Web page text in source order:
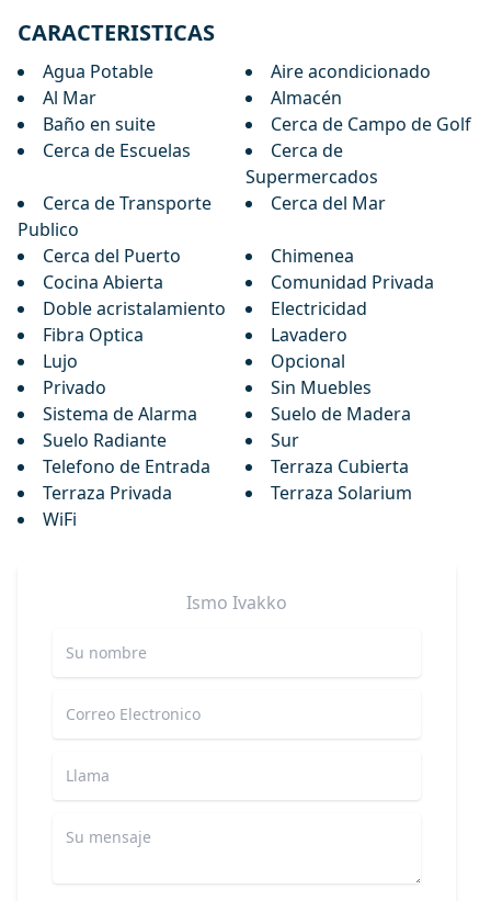
CARACTERISTICAS
Agua Potable
Aire acondicionado
Al Mar
Almacén
Baño en suite
Cerca de Campo de Golf
Cerca de Escuelas
Cerca de
Supermercados
Cerca de Transporte
Publico
Cerca del Mar
Cerca del Puerto
Chimenea
Cocina Abierta
Comunidad Privada
Doble acristalamiento
Electricidad
Fibra Optica
Lavadero
Lujo
Opcional
Privado
Sin Muebles
Sistema de Alarma
Suelo de Madera
Suelo Radiante
Sur
Telefono de Entrada
Terraza Cubierta
Terraza Privada
Terraza Solarium
WiFi
Ismo Ivakko